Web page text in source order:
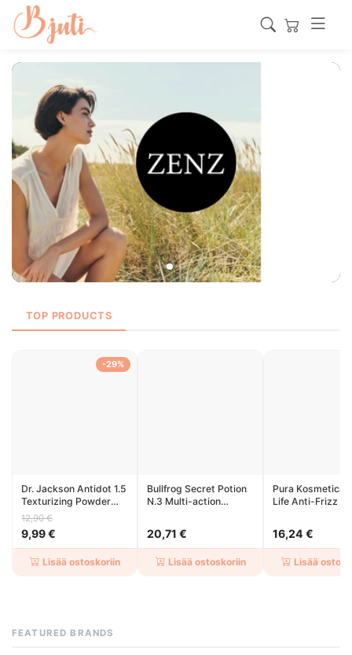
Discover natural haircare from Italy.
Shop now
TOP PRODUCTS
-29%
Dr. Jackson Antidot 1.5
Texturizing Powder
20gr
12,90 €
9,99 €
Lisää ostoskoriin
Bullfrog Secret Potion
N.3 Multi-action
20,71 €
Lisää ostoskoriin
Pura Kosmetica
Life Anti-Frizz
16,24 €
Lisää
FEATURED BRANDS